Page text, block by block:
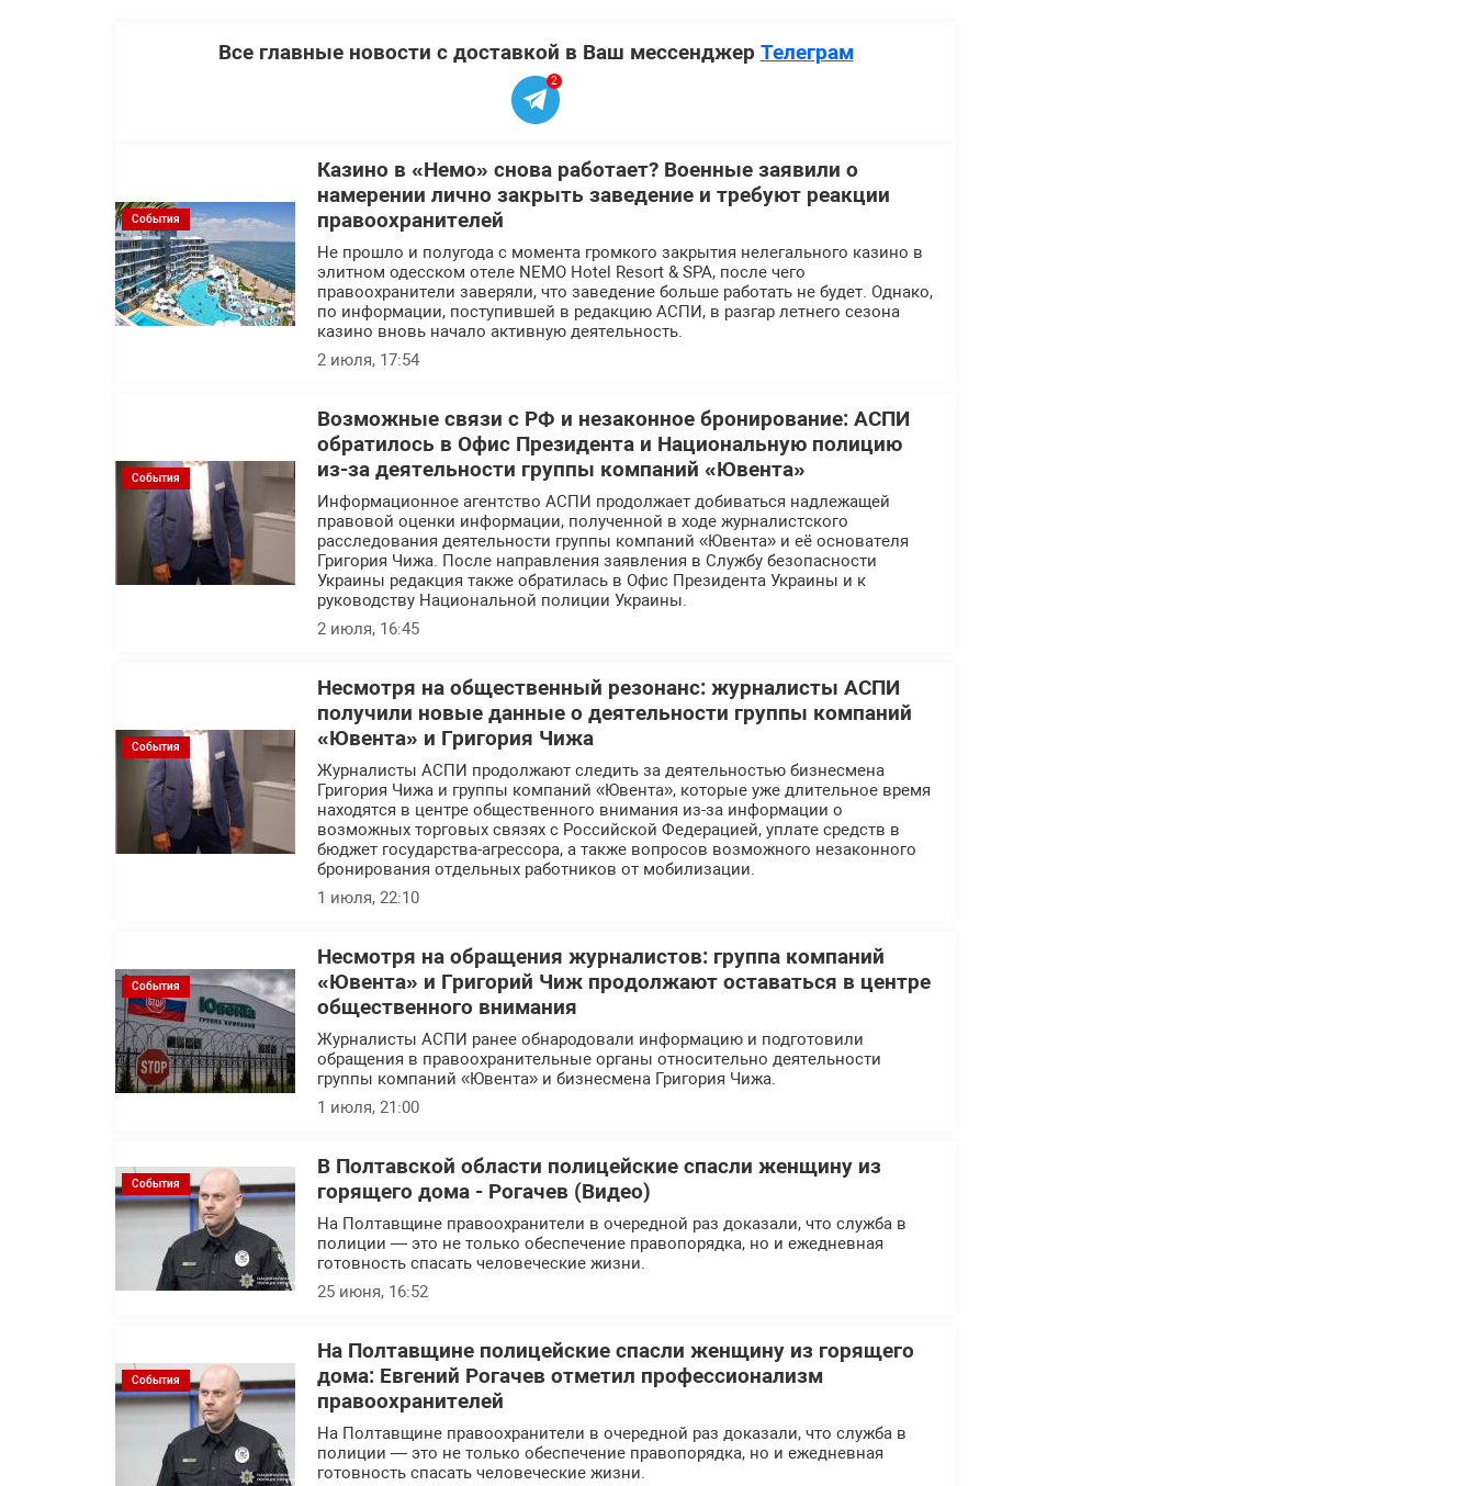
Все главные новости с доставкой в Ваш мессенджер Телеграм
2
События
Казино в «Немо» снова работает? Военные заявили о
намерении лично закрыть заведение и требуют реакции
правоохранителей
Не прошло и полугода с момента громкого закрытия нелегального казино в
элитном одесском отеле NEMO Hotel Resort & SPA, после чего
правоохранители заверяли, что заведение больше работать не будет. Однако,
по информации, поступившей в редакцию АСПИ, в разгар летнего сезона
казино вновь начало активную деятельность.
2 июля, 17:54
События
Возможные связи с РФ и незаконное бронирование: АСПИ
обратилось в Офис Президента и Национальную полицию
из-за деятельности группы компаний «Ювента»
Информационное агентство АСПИ продолжает добиваться надлежащей
правовой оценки информации, полученной в ходе журналистского
расследования деятельности группы компаний «Ювента» и её основателя
Григория Чижа. После направления заявления в Службу безопасности
Украины редакция также обратилась в Офис Президента Украины и к
руководству Национальной полиции Украины.
2 июля, 16:45
События
Несмотря на общественный резонанс: журналисты АСПИ
получили новые данные о деятельности группы компаний
«Ювента» и Григория Чижа
Журналисты АСПИ продолжают следить за деятельностью бизнесмена
Григория Чижа и группы компаний «Ювента», которые уже длительное время
находятся в центре общественного внимания из-за информации о
возможных торговых связях с Российской Федерацией, уплате средств в
бюджет государства-агрессора, а также вопросов возможного незаконного
бронирования отдельных работников от мобилизации.
1 июля, 22:10
События
Несмотря на обращения журналистов: группа компаний
«Ювента» и Григорий Чиж продолжают оставаться в центре
общественного внимания
Журналисты АСПИ ранее обнародовали информацию и подготовили
обращения в правоохранительные органы относительно деятельности
группы компаний «Ювента» и бизнесмена Григория Чижа.
1 июля, 21:00
События
В Полтавской области полицейские спасли женщину из
горящего дома - Рогачев (Видео)
На Полтавщине правоохранители в очередной раз доказали, что служба в
полиции — это не только обеспечение правопорядка, но и ежедневная
готовность спасать человеческие жизни.
25 июня, 16:52
События
На Полтавщине полицейские спасли женщину из горящего
дома: Евгений Рогачев отметил профессионализм
правоохранителей
На Полтавщине правоохранители в очередной раз доказали, что служба в
полиции — это не только обеспечение правопорядка, но и ежедневная
готовность спасать человеческие жизни.